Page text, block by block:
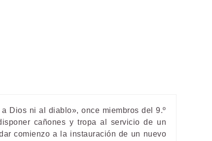
Dios ni al diablo», once miembros del 9.º
cañones y tropa al servicio de un
comienzo a la instauración de un nuevo